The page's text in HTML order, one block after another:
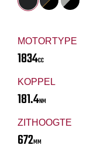
MOTORTYPE
1834CC
KOPPEL
181.4NM
ZITHOOGTE
672MM